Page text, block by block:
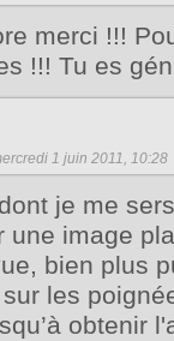
merci !!!
!!! Tu es
1 juin 2011, 10:28
je me
une image
bien plus
les
obtenir